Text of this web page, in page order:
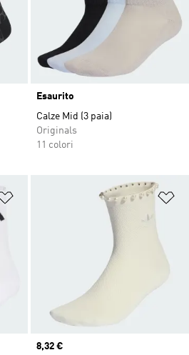
Esaurito
Calze Mid (3 paia)
Originals
11 colori
Aggiungi alla lista dei desideri
Current price
8,32 €